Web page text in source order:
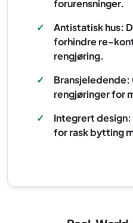
forurensninger.
✓
Antistatisk hus:
forhindre re-
rengjøring.
✓
rengjøringer for
✓
Integrert
for rask bytting